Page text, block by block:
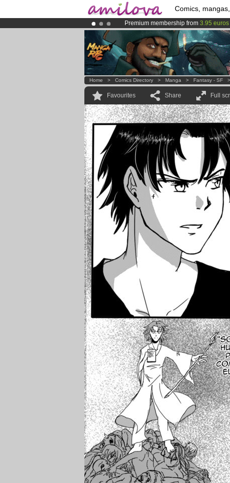
Comics,
Premium membership from 3.95 euros
AmilovaKickstarter is now LIVE!.
Already 100000 membersand 1000
Home > Comics Directory > Manga > Fantasy - SF
Favourites Share Full